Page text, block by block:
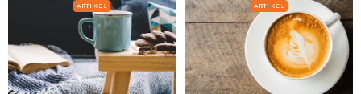
ARTIKEL ARTIKEL